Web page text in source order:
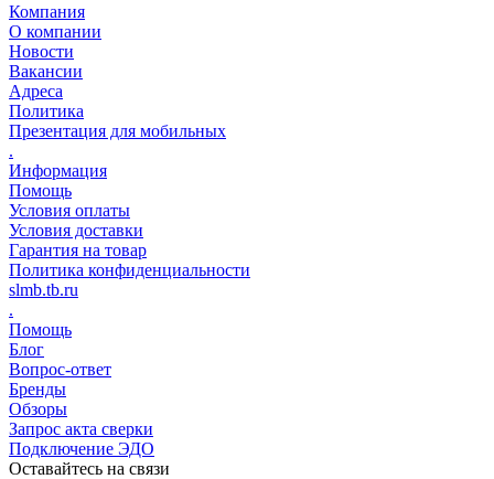
Компания
О компании
Новости
Вакансии
Адреса
Политика
Презентация для мобильных
.
Информация
Помощь
Условия оплаты
Условия доставки
Гарантия на товар
Политика конфиденциальности
slmb.tb.ru
.
Помощь
Блог
Вопрос-ответ
Бренды
Обзоры
Запрос акта сверки
Подключение ЭДО
Оставайтесь на связи